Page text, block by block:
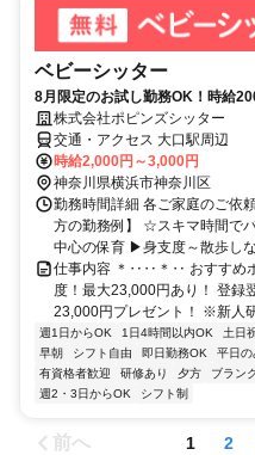
ベビーシッター
8月限定のお試し勤務OK！時給
株式会社ポピンズシッター
交通・アクセス 大口駅周辺
時給2,000円～3,000円
神奈川県横浜市神奈川区
勤務時間詳細 各ご家庭のご依
方の勤務例】 ☆スキマ時間で
中心の保育 ▶身支度～散歩し
仕事内容 ＊‥‥＊‥ おすすめ
度！最大23,000円あり！ 登録
23,000円プレゼント！ ※新人
週1日からOK 1日4時間以内OK 土日
早朝
シフト自由 即日勤務OK 平日
有資格者歓迎
研修あり 夕方 ブラン
週2・3日からOK
シフト制
前へ 1 2